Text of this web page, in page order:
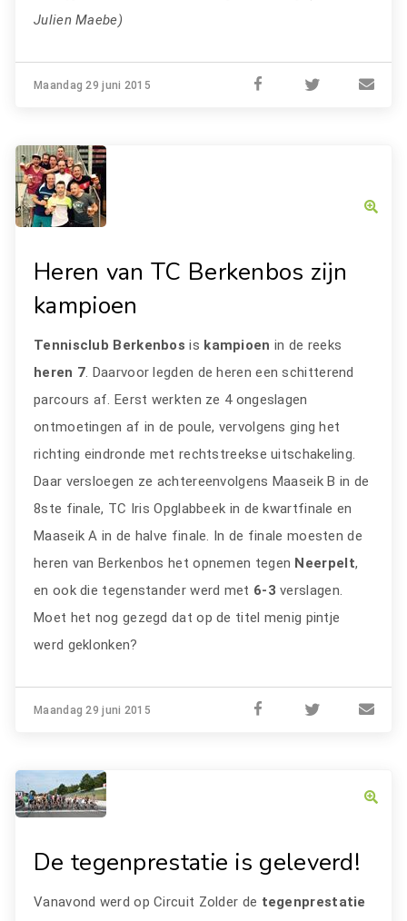
Julien Maebe)
Maandag 29 juni 2015
Heren van TC Berkenbos zijn
kampioen
Tennisclub Berkenbos is kampioen in de reeks
heren 7. Daarvoor legden de heren een schitterend
parcours af. Eerst werkten ze 4 ongeslagen
ontmoetingen af in de poule, vervolgens ging het
richting eindronde met rechtstreekse uitschakeling.
Daar versloegen ze achtereenvolgens Maaseik B in de
8ste finale, TC Iris Opglabbeek in de kwartfinale en
Maaseik A in de halve finale. In de finale moesten de
heren van Berkenbos het opnemen tegen Neerpelt,
en ook die tegenstander werd met 6-3verslagen.
Moet het nog gezegd dat op de titel menig pintje
werd geklonken?
Maandag 29 juni 2015
De tegenprestatie is geleverd!
Vanavond werd op Circuit Zolder de tegenprestatie